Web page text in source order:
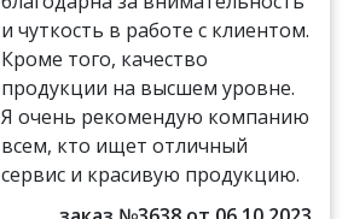
и чуткость в работе с клиентом.
Кроме того, качество
продукции на высшем уровне.
Я очень рекомендую компанию
всем, кто ищет отличный
сервис и красивую продукцию.